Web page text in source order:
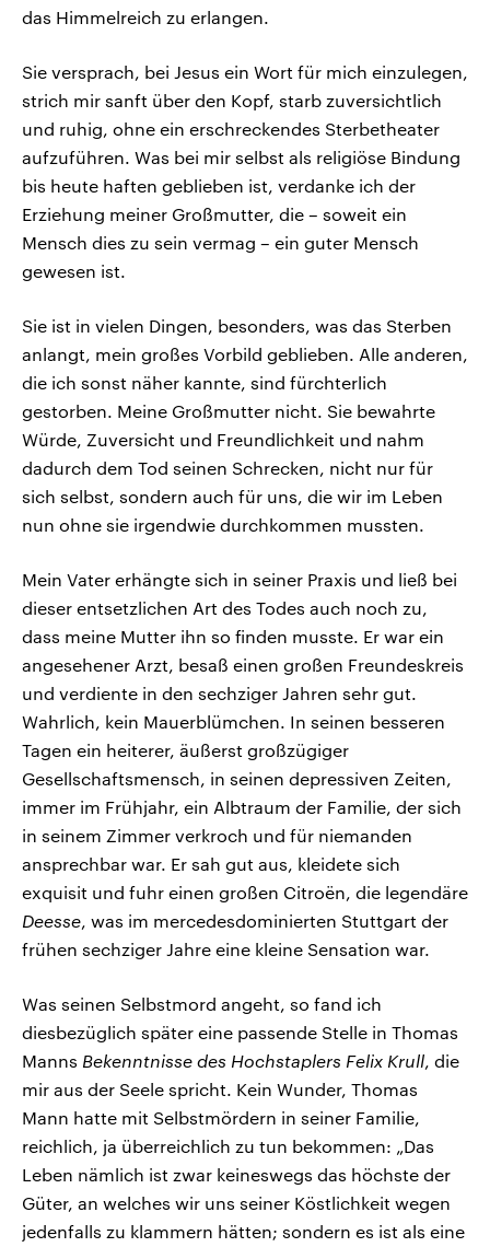
das Himmelreich zu erlangen.
Sie versprach, bei Jesus ein Wort für mich einzulegen,
strich mir sanft über den Kopf, starb zuversichtlich
und ruhig, ohne ein erschreckendes Sterbetheater
aufzuführen. Was bei mir selbst als religiöse Bindung
bis heute haften geblieben ist, verdanke ich der
Erziehung meiner Großmutter, die – soweit ein
Mensch dies zu sein vermag – ein guter Mensch
gewesen ist.
Sie ist in vielen Dingen, besonders, was das Sterben
anlangt, mein großes Vorbild geblieben. Alle anderen,
die ich sonst näher kannte, sind fürchterlich
gestorben. Meine Großmutter nicht. Sie bewahrte
Würde, Zuversicht und Freundlichkeit und nahm
dadurch dem Tod seinen Schrecken, nicht nur für
sich selbst, sondern auch für uns, die wir im Leben
nun ohne sie irgendwie durchkommen mussten.
Mein Vater erhängte sich in seiner Praxis und ließ bei
dieser entsetzlichen Art des Todes auch noch zu,
dass meine Mutter ihn so finden musste. Er war ein
angesehener Arzt, besaß einen großen Freundeskreis
und verdiente in den sechziger Jahren sehr gut.
Wahrlich, kein Mauerblümchen. In seinen besseren
Tagen ein heiterer, äußerst großzügiger
Gesellschaftsmensch, in seinen depressiven Zeiten,
immer im Frühjahr, ein Albtraum der Familie, der sich
in seinem Zimmer verkroch und für niemanden
ansprechbar war. Er sah gut aus, kleidete sich
exquisit und fuhr einen großen Citroën, die legendäre
Deesse, was im mercedesdominierten Stuttgart der
frühen sechziger Jahre eine kleine Sensation war.
Was seinen Selbstmord angeht, so fand ich
diesbezüglich später eine passende Stelle in Thomas
Manns Bekenntnisse des Hochstaplers Felix Krull, die
mir aus der Seele spricht. Kein Wunder, Thomas
Mann hatte mit Selbstmördern in seiner Familie,
reichlich, ja überreichlich zu tun bekommen: „Das
Leben nämlich ist zwar keineswegs das höchste der
Güter, an welches wir uns seiner Köstlichkeit wegen
jedenfalls zu klammern hätten; sondern es ist als eine